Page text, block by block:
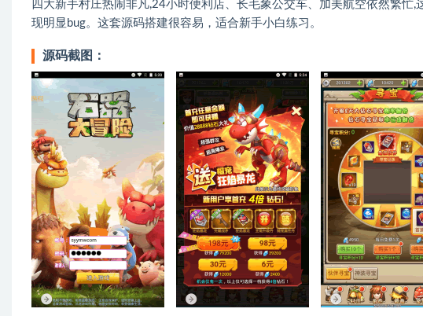
四大新手村庄热闹非凡,24小时便利店、长毛象公交车、加美航空依然繁忙
现明显bug。这套源码搭建很容易，适合新手小白练习。
源码截图：